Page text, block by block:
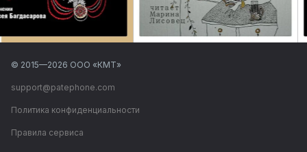
© 2015—2026 ООО «КМТ»
support@patephone.com
Политика конфиденциальности
Правила сервиса